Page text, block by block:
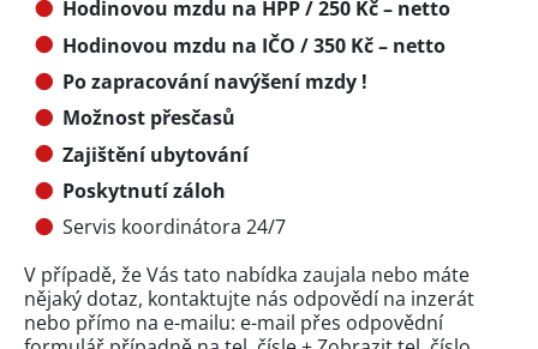
Hodinovou mzdu na HPP / 250 Kč – netto
Hodinovou mzdu na IČO / 350 Kč – netto
Po zapracování navýšení mzdy !
Možnost přesčasů
Zajištění ubytování
Poskytnutí záloh
Servis koordinátora 24/7
V případě, že Vás tato nabídka zaujala nebo máte
nějaký dotaz, kontaktujte nás odpovědí na inzerát
nebo přímo na e-mailu: e-mail přes odpovědní